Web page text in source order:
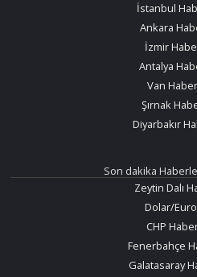
İstanbul
Ankara
İzmir
Antalya
Van
Şırnak
Diyarbakır
Son dakika
Zeytin Dalı
Dolar/
CHP
Fenerbahçe
Galatasaray